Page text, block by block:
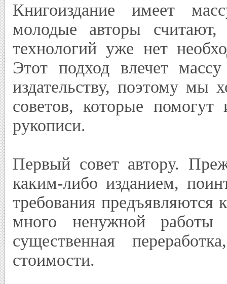
Книгоиздание имеет
молодые авторы
технологий уже нет
Этот подход влечет
издательству, поэтому мы
советов, которые
рукописи.
Первый совет автору.
каким-либо изданием,
требования
много ненужной
существенная
стоимости.